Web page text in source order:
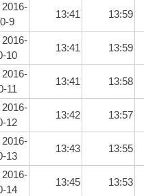
2016-
9
13:41 13:59
2016-
10
13:41 13:59
2016-
11
13:41 13:58
2016-
12
13:42 13:57
2016-
13
13:43 13:55
2016-
14
13:45 13:53